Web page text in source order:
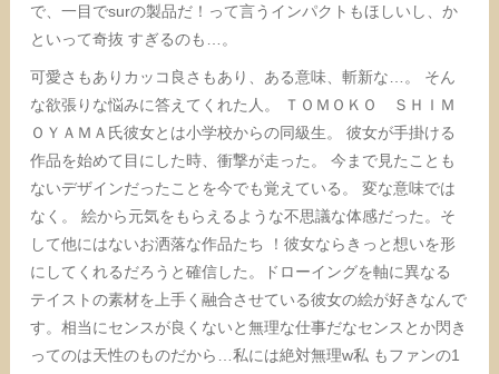
で、一目でsurの製品だ！って言うインパクトもほしいし、か
といって奇抜 すぎるのも…。
可愛さもありカッコ良さもあり、ある意味、斬新な…。 そん
な欲張りな悩みに答えてくれた人。 ＴＯＭＯＫＯ ＳＨＩＭ
ＯＹＡＭＡ氏彼女とは小学校からの同級生。 彼女が手掛ける
作品を始めて目にした時、衝撃が走った。 今まで見たことも
ないデザインだったことを今でも覚えている。 変な意味では
なく。 絵から元気をもらえるような不思議な体感だった。そ
して他にはないお洒落な作品たち ！彼女ならきっと想いを形
にしてくれるだろうと確信した。ドローイングを軸に異なる
テイストの素材を上手く融合させている彼女の絵が好きなんで
す。相当にセンスが良くないと無理な仕事だなセンスとか閃き
ってのは天性のものだから…私には絶対無理w私 もファンの1